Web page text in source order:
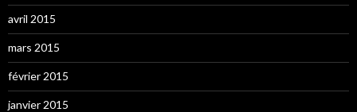
avril 2015
mars 2015
février 2015
janvier 2015